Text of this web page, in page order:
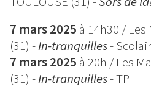
7 mars 2025 à 14h30 / Les
(31) -In-tranquilles-
7 mars 2025 à 20h / Les
(31) -In-tranquilles- TP